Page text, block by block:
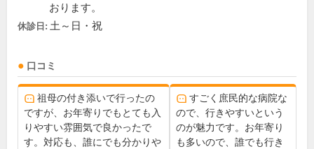
おります。
休診日: 土～日・祝
口コミ
祖母の付き添いで行ったの
ですが、お年寄りでもとても入
りやすい雰囲気で良かったで
す。対応も、誰にでも分かりや
すごく庶民的な病院な
ので、行きやすいという
のが魅力です。お年寄り
も多いので、誰でも行き